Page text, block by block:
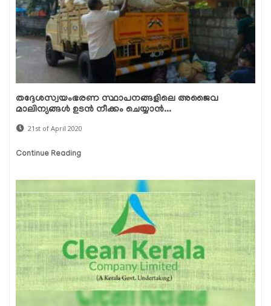
തദ്ദേശസ്വയംഭരണ സ്ഥാപനങ്ങളിലെ അജൈവ
മാലിന്യങ്ങള്‍ ഉടന്‍ നീക്കം ചെയ്യാന്‍...
21st of April 2020
Continue Reading